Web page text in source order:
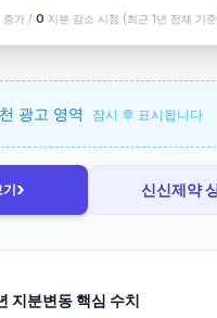
증가 / O 지분 감소 시점 (최근 1년 전체 기
광고 영역 잠시 후 표시됩니다
기› 신신제약
지분변동 핵심 수치